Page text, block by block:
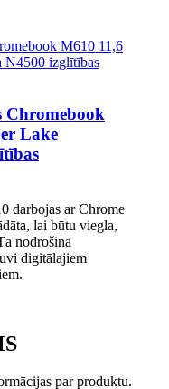
Chromebook
Lake
darbojas ar Chrome
lai būtu viegla,
nodrošina
digitālajiem
par produktu.